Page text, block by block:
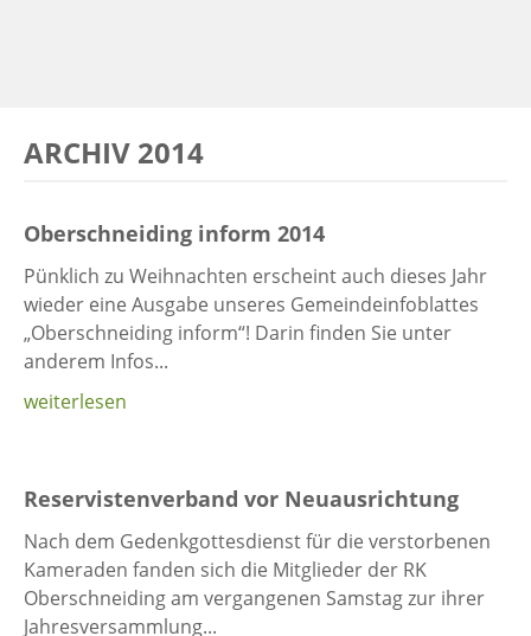
ARCHIV 2014
Oberschneiding inform 2014
Pünklich zu Weihnachten erscheint auch dieses Jahr
wieder eine Ausgabe unseres Gemeindeinfoblattes
„Oberschneiding inform“! Darin finden Sie unter
anderem Infos...
weiterlesen
Reservistenverband vor Neuausrichtung
Nach dem Gedenkgottesdienst für die verstorbenen
Kameraden fanden sich die Mitglieder der RK
Oberschneiding am vergangenen Samstag zur ihrer
Jahresversammlung...